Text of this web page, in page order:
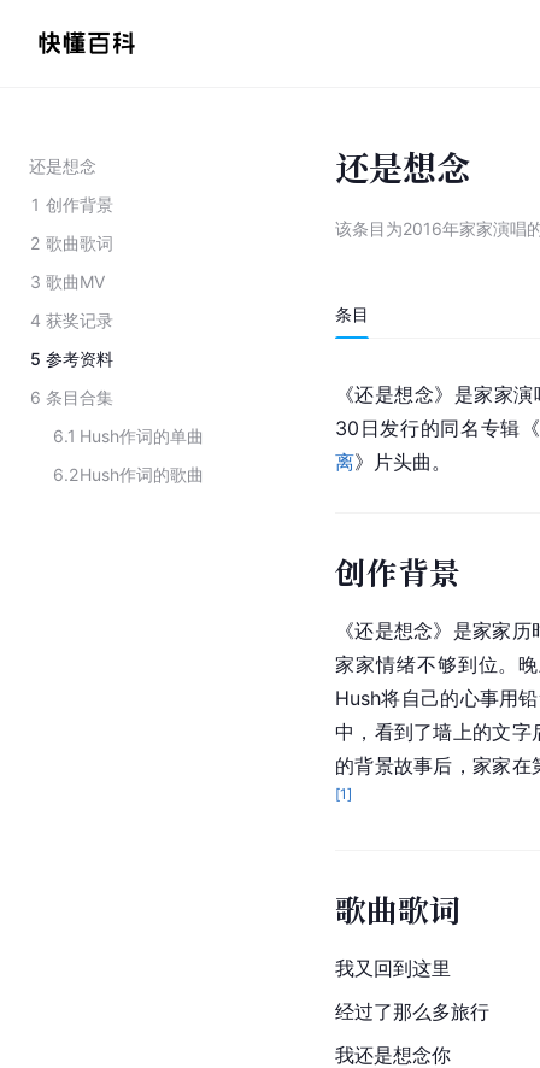
还是想念
1 创作背景
2 歌曲歌词
3 歌曲MV
4 获奖记录
5 参考资料
6 条目合集
6.1 Hush作词的单曲
6.2Hush作词的歌曲
还是想念
该条目为2016年家家演唱
条目
《还是想念》是家家
30日发行的同名专辑
离》片头曲。
创作背景
《还是想念》是家家历
家家情绪不够到位。
Hush将自己的心事用
中，看到了墙上的文字
的背景故事后，家家
[1]
歌曲歌词
我又回到这里
经过了那么多旅行
我还是想念你